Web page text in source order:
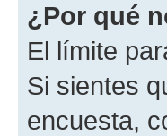
¿Por qué
El límite
Si sientes
encuesta,